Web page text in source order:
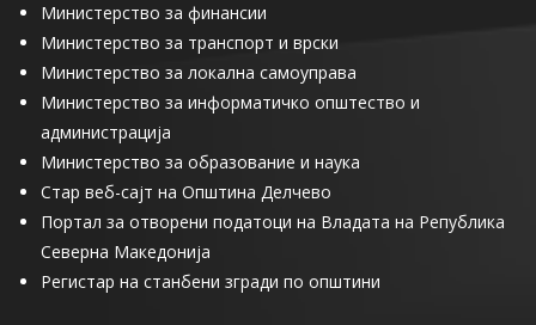
Министерство за финансии
Министерство за транспорт и врски
Министерство за локална самоуправа
Министерство за информатичко општество и
администрација
Министерство за образование и наука
Стар веб-сајт на Општина Делчево
Портал за отворени податоци на Владата на Република
Северна Македонија
Регистар на станбени згради по општини